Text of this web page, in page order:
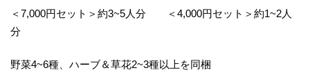
＜7,000円セット＞約3~5人分 ＜4,000円セット＞約1~2人
分
野菜4~6種、ハーブ＆草花2~3種以上を同梱